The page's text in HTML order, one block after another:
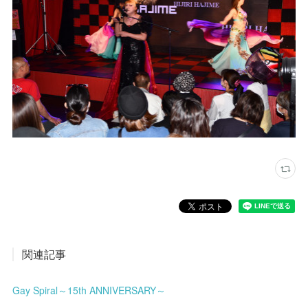
関連記事
Gay Spiral～15th ANNIVERSARY～